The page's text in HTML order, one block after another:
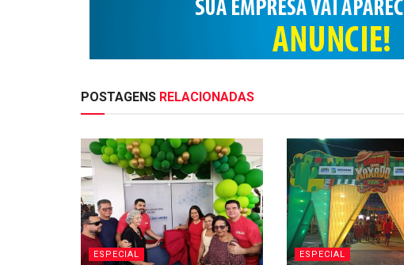
POSTAGENS RELACIONADAS
ESPECIAL ESPECIAL